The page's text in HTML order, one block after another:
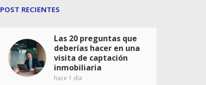
POST RECIENTES
Las 20 preguntas que
deberías hacer en una
visita de captación
inmobiliaria
hace 1 día